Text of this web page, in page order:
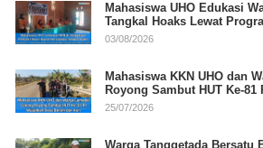
Mahasiswa UHO Edukasi
Tangkal Hoaks Lewat
03/08/2026
Mahasiswa KKN UHO dan
Royong Sambut HUT Ke-81
25/07/2026
Warga Tanggetada Bersatu